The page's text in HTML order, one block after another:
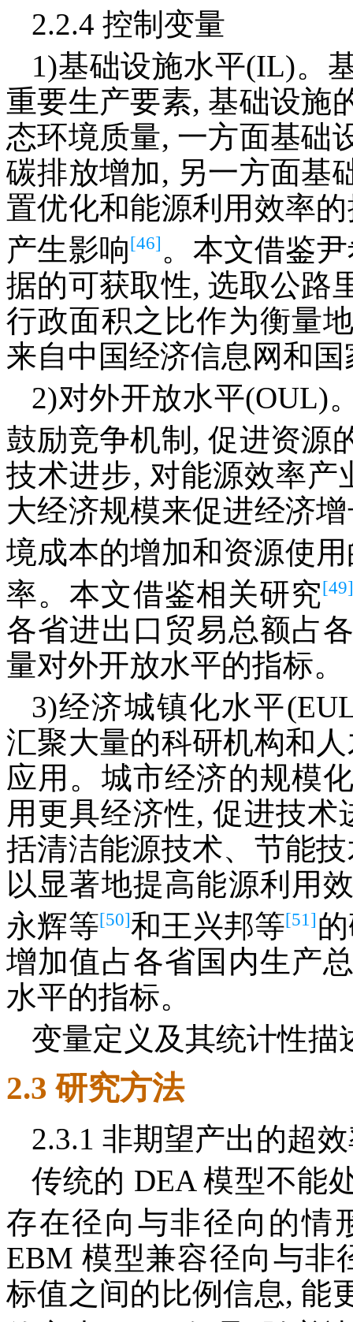
2.2.4 控制变量
1)基础设施水平(IL)。
重要生产要素, 基础设施
态环境质量, 一方面基础
碳排放增加, 另一方面基
置优化和能源利用效率
产生影响[46] 。本文借鉴
据的可获取性, 选取公路
行政面积之比作为衡量
来自中国经济信息网和
2)对外开放水平(OUL)
鼓励竞争机制, 促进资源
技术进步, 对能源效率
大经济规模来促进经济
境成本的增加和资源使
率。本文借鉴相关研究
各省进出口贸易总额占
量对外开放水平的指标。
3)经济城镇化水平
汇聚大量的科研机构和
应用。城市经济的规模
用更具经济性, 促进技
括清洁能源技术、节能
以显著地提高能源利用
永辉等[50]和王兴邦等[51]
增加值占各省国内生产
水平的指标。
变量定义及其统计性描
2.3 研究方法
2.3.1 非期望产出的超
传统的 DEA 模型不能
存在径向与非径向的情
EBM 模型兼容径向与非
标值之间的比例信息, 能